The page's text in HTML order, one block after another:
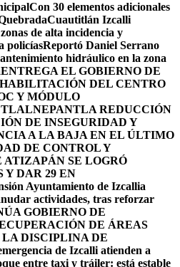
Con 30 elementos adicionales
Cuautitlán Izcalli
de alta incidencia y
policíasReportó Daniel Serrano
hidráulico en la zona
ENTREGA EL GOBIERNO DE
DEL CENTRO
Y MÓDULO
REDUCCIÓN
DE INSEGURIDAD Y
A LA BAJA EN EL ÚLTIMO
DE CONTROL Y
SE LOGRÓ
Y DAR 29 EN
Ayuntamiento de Izcallia
actividades, tras reforzar
GOBIERNO DE
DE ÁREAS
DISCIPLINA DE
de Izcalli atienden a
entre taxi y tráiler: está estable